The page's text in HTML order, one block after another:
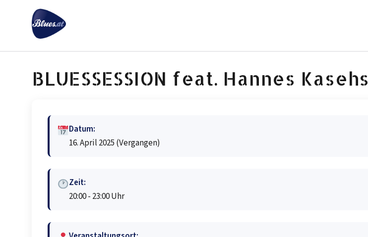
BLUESSESSION feat. Hannes Kasehs
Datum:
16. April 2025 (Vergangen)
Zeit:
20:00 - 23:00 Uhr